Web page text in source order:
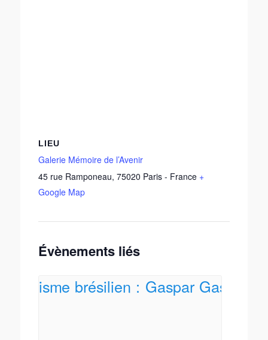
LIEU
Galerie Mémoire de l’Avenir
45 rue Ramponeau, 75020 Paris - France +
Google Map
Évènements liés